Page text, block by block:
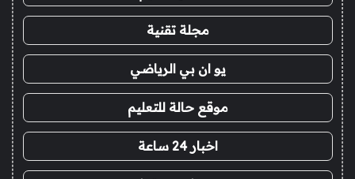
مجلة تقنية
يو ان بي الرياضي
موقع حالة للتعليم
اخبار 24 ساعة